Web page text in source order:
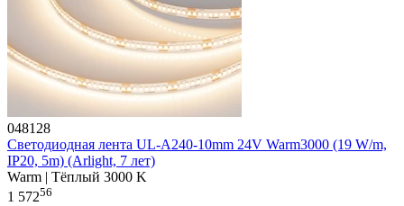
048128
Светодиодная лента UL-A240-10mm 24V Warm3000 (19 W/m,
IP20, 5m) (Arlight, 7 лет)
Warm | Тёплый 3000 K
1 57256